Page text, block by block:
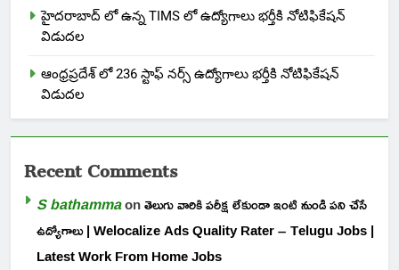
హైదరాబాద్ లో ఉన్న TIMS లో ఉద్యోగాలు భర్తీకి నోటిఫికేషన్
విడుదల
ఆంధ్రప్రదేశ్ లో 236 స్టాఫ్ నర్స్ ఉద్యోగాలు భర్తీకి నోటిఫికేషన్
విడుదల
Recent Comments
S bathammaonతెలుగు వారికి పరీక్ష లేకుండా ఇంటి నుండి పని చేసే
ఉద్యోగాలు | Welocalize Ads Quality Rater – Telugu Jobs |
Latest Work From Home Jobs